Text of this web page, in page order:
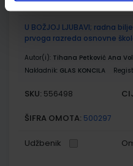
U BOŽJOJ LJUBAVI; radna
prvoga razreda osnovne
Autor(i): Tihana Petković Ana
Nakladnik: GLAS KONCILA
SKU: 556498
ŠIFRA OMOTA: 500297
Udžbenik